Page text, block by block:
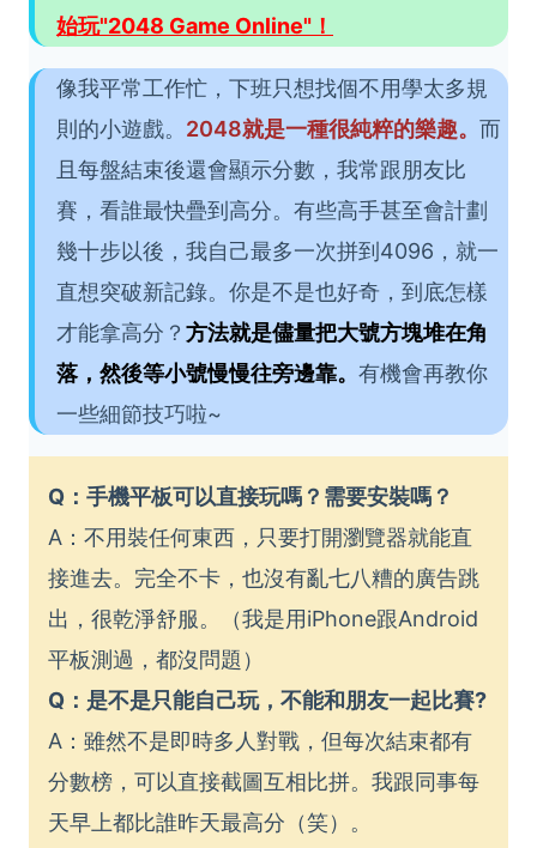
始玩"2048 Game Online"！
像我平常工作忙，下班只想找個不用學太多規
則的小遊戲。 2048就是一種很純粹的樂趣。 而
且每盤結束後還會顯示分數，我常跟朋友比
賽，看誰最快疊到高分。有些高手甚至會計劃
幾十步以後，我自己最多一次拼到4096，就一
直想突破新記錄。你是不是也好奇，到底怎樣
才能拿高分？ 方法就是儘量把大號方塊堆在角
落，然後等小號慢慢往旁邊靠。 有機會再教你
一些細節技巧啦~
Q：手機平板可以直接玩嗎？需要安裝嗎？
A：不用裝任何東西，只要打開瀏覽器就能直
接進去。完全不卡，也沒有亂七八糟的廣告跳
出，很乾淨舒服。（我是用iPhone跟Android
平板測過，都沒問題）
Q：是不是只能自己玩，不能和朋友一起比賽?
A：雖然不是即時多人對戰，但每次結束都有
分數榜，可以直接截圖互相比拼。我跟同事每
天早上都比誰昨天最高分（笑）。